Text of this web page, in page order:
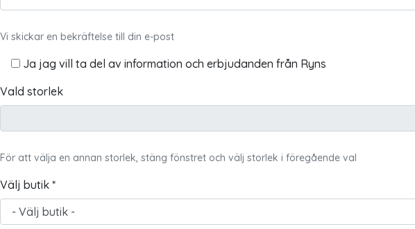
Vi skickar en bekräftelse till din e-post
Ja jag vill ta del av information och erbjudanden från Ryns
Vald storlek
För att välja en annan storlek, stäng fönstret och välj storlek i föregående val
Välj butik *